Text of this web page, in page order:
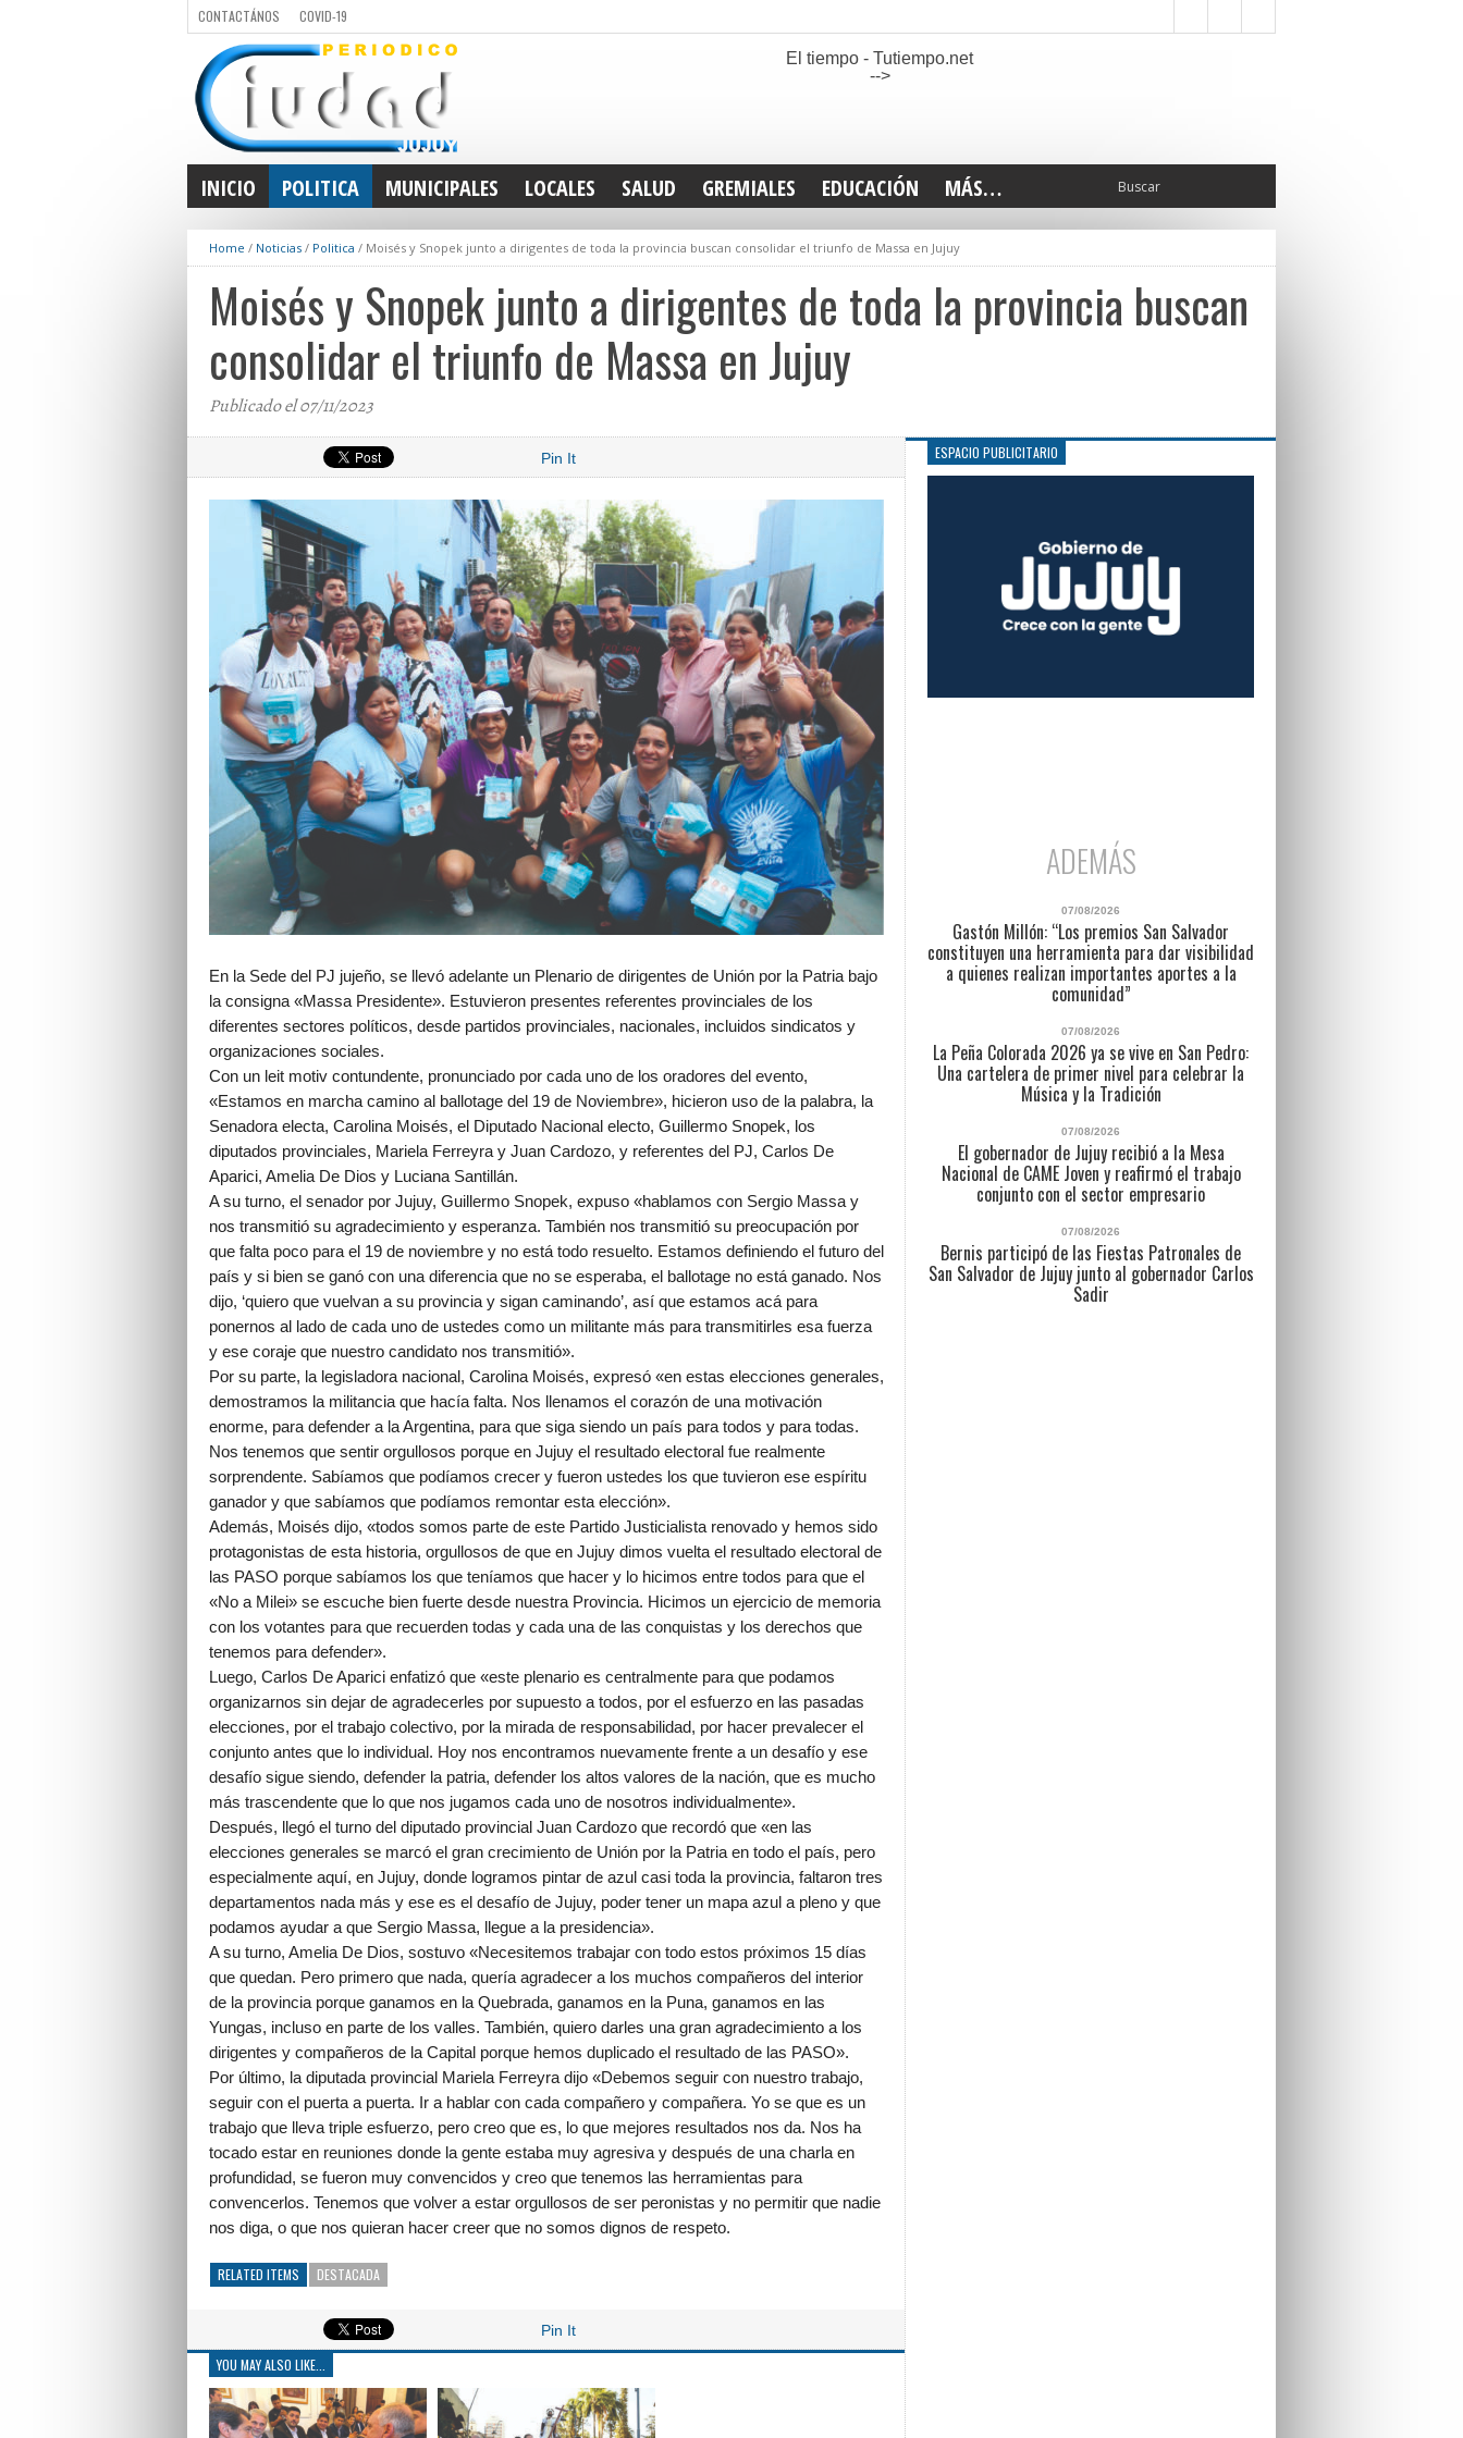
CONTACTÁNOS COVID-19
El tiempo - Tutiempo.net
-->
INICIO POLITICA MUNICIPALES LOCALES SALUD GREMIALES EDUCACIÓN MÁS…
INTERIOR
DEPORTES
ELECCIONES 2025
LEGISLATIVO
Home / Noticias / Politica / Moisés y Snopek junto a dirigentes de toda la provincia buscan consolidar el triunfo de Massa en Jujuy
Moisés y Snopek junto a dirigentes de toda la provincia buscan
consolidar el triunfo de Massa en Jujuy
Publicado el 07/11/2023
Pin It
En la Sede del PJ jujeño, se llevó adelante un Plenario de dirigentes de Unión por la Patria bajo
la consigna «Massa Presidente». Estuvieron presentes referentes provinciales de los
diferentes sectores políticos, desde partidos provinciales, nacionales, incluidos sindicatos y
organizaciones sociales.
Con un leit motiv contundente, pronunciado por cada uno de los oradores del evento,
«Estamos en marcha camino al ballotage del 19 de Noviembre», hicieron uso de la palabra, la
Senadora electa, Carolina Moisés, el Diputado Nacional electo, Guillermo Snopek, los
diputados provinciales, Mariela Ferreyra y Juan Cardozo, y referentes del PJ, Carlos De
Aparici, Amelia De Dios y Luciana Santillán.
A su turno, el senador por Jujuy, Guillermo Snopek, expuso «hablamos con Sergio Massa y
nos transmitió su agradecimiento y esperanza. También nos transmitió su preocupación por
que falta poco para el 19 de noviembre y no está todo resuelto. Estamos definiendo el futuro del
país y si bien se ganó con una diferencia que no se esperaba, el ballotage no está ganado. Nos
dijo, ‘quiero que vuelvan a su provincia y sigan caminando’, así que estamos acá para
ponernos al lado de cada uno de ustedes como un militante más para transmitirles esa fuerza
y ese coraje que nuestro candidato nos transmitió».
Por su parte, la legisladora nacional, Carolina Moisés, expresó «en estas elecciones generales,
demostramos la militancia que hacía falta. Nos llenamos el corazón de una motivación
enorme, para defender a la Argentina, para que siga siendo un país para todos y para todas.
Nos tenemos que sentir orgullosos porque en Jujuy el resultado electoral fue realmente
sorprendente. Sabíamos que podíamos crecer y fueron ustedes los que tuvieron ese espíritu
ganador y que sabíamos que podíamos remontar esta elección».
Además, Moisés dijo, «todos somos parte de este Partido Justicialista renovado y hemos sido
protagonistas de esta historia, orgullosos de que en Jujuy dimos vuelta el resultado electoral de
las PASO porque sabíamos los que teníamos que hacer y lo hicimos entre todos para que el
«No a Milei» se escuche bien fuerte desde nuestra Provincia. Hicimos un ejercicio de memoria
con los votantes para que recuerden todas y cada una de las conquistas y los derechos que
tenemos para defender».
Luego, Carlos De Aparici enfatizó que «este plenario es centralmente para que podamos
organizarnos sin dejar de agradecerles por supuesto a todos, por el esfuerzo en las pasadas
elecciones, por el trabajo colectivo, por la mirada de responsabilidad, por hacer prevalecer el
conjunto antes que lo individual. Hoy nos encontramos nuevamente frente a un desafío y ese
desafío sigue siendo, defender la patria, defender los altos valores de la nación, que es mucho
más trascendente que lo que nos jugamos cada uno de nosotros individualmente».
Después, llegó el turno del diputado provincial Juan Cardozo que recordó que «en las
elecciones generales se marcó el gran crecimiento de Unión por la Patria en todo el país, pero
especialmente aquí, en Jujuy, donde logramos pintar de azul casi toda la provincia, faltaron tres
departamentos nada más y ese es el desafío de Jujuy, poder tener un mapa azul a pleno y que
podamos ayudar a que Sergio Massa, llegue a la presidencia».
A su turno, Amelia De Dios, sostuvo «Necesitemos trabajar con todo estos próximos 15 días
que quedan. Pero primero que nada, quería agradecer a los muchos compañeros del interior
de la provincia porque ganamos en la Quebrada, ganamos en la Puna, ganamos en las
Yungas, incluso en parte de los valles. También, quiero darles una gran agradecimiento a los
dirigentes y compañeros de la Capital porque hemos duplicado el resultado de las PASO».
Por último, la diputada provincial Mariela Ferreyra dijo «Debemos seguir con nuestro trabajo,
seguir con el puerta a puerta. Ir a hablar con cada compañero y compañera. Yo se que es un
trabajo que lleva triple esfuerzo, pero creo que es, lo que mejores resultados nos da. Nos ha
tocado estar en reuniones donde la gente estaba muy agresiva y después de una charla en
profundidad, se fueron muy convencidos y creo que tenemos las herramientas para
convencerlos. Tenemos que volver a estar orgullosos de ser peronistas y no permitir que nadie
nos diga, o que nos quieran hacer creer que no somos dignos de respeto.
RELATED ITEMS DESTACADA
Pin It
YOU MAY ALSO LIKE...
ESPACIO PUBLICITARIO
ADEMÁS
07/08/2026
Gastón Millón: “Los premios San Salvador
constituyen una herramienta para dar visibilidad
a quienes realizan importantes aportes a la
comunidad”
07/08/2026
La Peña Colorada 2026 ya se vive en San Pedro:
Una cartelera de primer nivel para celebrar la
Música y la Tradición
07/08/2026
El gobernador de Jujuy recibió a la Mesa
Nacional de CAME Joven y reafirmó el trabajo
conjunto con el sector empresario
07/08/2026
Bernis participó de las Fiestas Patronales de
San Salvador de Jujuy junto al gobernador Carlos
Sadir